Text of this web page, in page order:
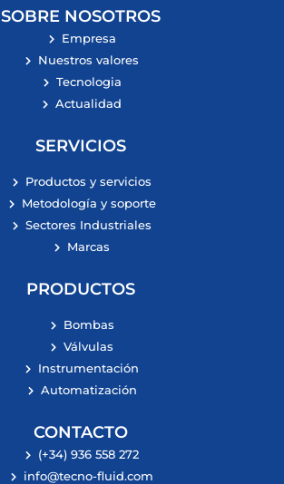
SOBRE NOSOTROS
Empresa
Nuestros valores
Tecnologia
Actualidad
SERVICIOS
Productos y servicios
Metodología y soporte
Sectores Industriales
Marcas
PRODUCTOS
Bombas
Válvulas
Instrumentación
Automatización
CONTACTO
(+34) 936 558 272
info@tecno-fluid.com